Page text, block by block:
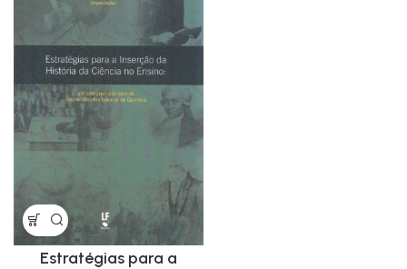
Estratégias para a